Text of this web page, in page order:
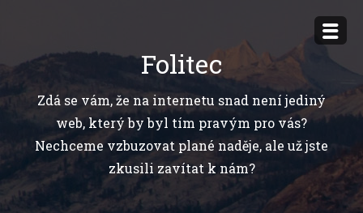
obsahu
Folitec
Zdá se vám, že na internetu snad není jediný
web, který by byl tím pravým pro vás?
Nechceme vzbuzovat plané naděje, ale už jste
zkusili zavítat k nám?